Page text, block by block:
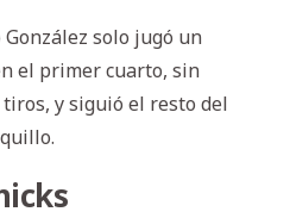
solo jugó un
el primer cuarto, sin
y siguió el resto del